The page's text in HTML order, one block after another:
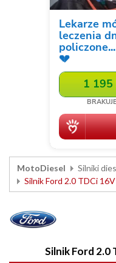
MotoDiesel Silniki
Silnik Ford 2.0 TDCi
Silnik Ford 2.0